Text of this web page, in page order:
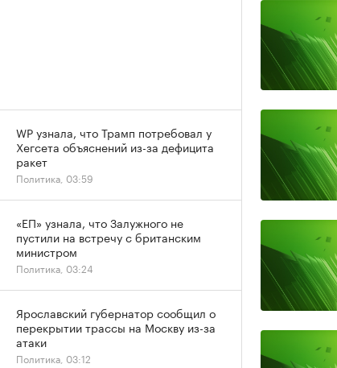
WP узнала, что Трамп потребовал у
Хегсета объяснений из-за дефицита
ракет
Политика, 03:59
«ЕП» узнала, что Залужного не
пустили на встречу с британским
министром
Политика, 03:24
Ярославский губернатор сообщил о
перекрытии трассы на Москву из-за
атаки
Политика, 03:12